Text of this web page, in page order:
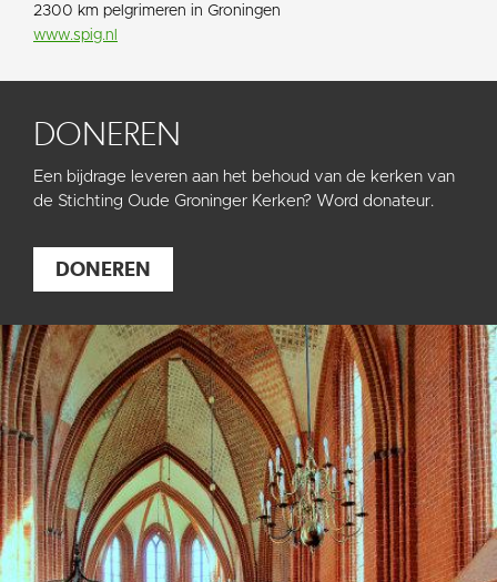
2300 km pelgrimeren in Groningen
www.spig.nl
DONEREN
Een bijdrage leveren aan het behoud van de kerken van
de Stichting Oude Groninger Kerken? Word donateur.
DONEREN